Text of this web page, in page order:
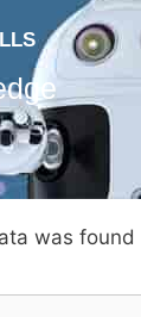
was found